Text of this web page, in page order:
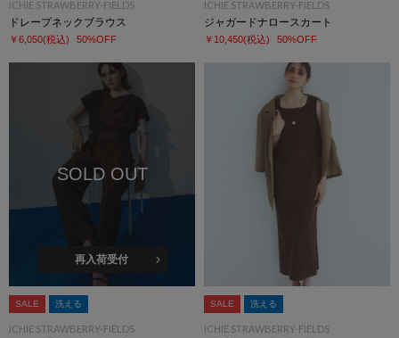
ICHIE STRAWBERRY-FIELDS
ドレープネックブラウス
￥6,050(税込) 50%OFF
ICHIE STRAWBERRY-FIELDS
ジャガードナロースカート
￥10,450(税込) 50%OFF
SOLD OUT
再入荷受付
SALE 洗える
ICHIE STRAWBERRY-FIELDS
SALE 洗える
ICHIE STRAWBERRY-FIELDS